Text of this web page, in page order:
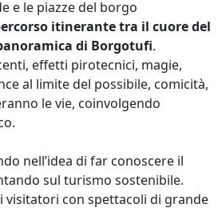
e le piazze del borgo
itinerante tra il cuore del
di Borgotufi.
effetti pirotecnici, magie,
al limite del possibile, comicità,
le vie, coinvolgendo
nell’idea di far conoscere il
sul turismo sostenibile.
visitatori con spettacoli di grande